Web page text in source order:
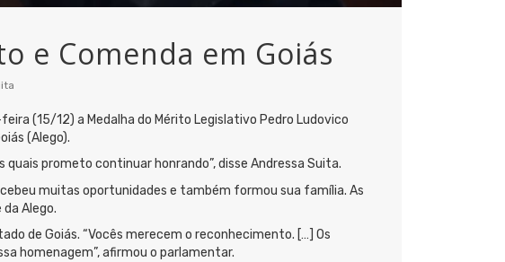
e Comenda em Goiás
(15/12) a Medalha do Mérito Legislativo Pedro Ludovico
(Alego).
quais prometo continuar honrando”, disse Andressa Suita.
muitas oportunidades e também formou sua família. As
Alego.
de Goiás. “Vocês merecem o reconhecimento. […] Os
homenagem”, afirmou o parlamentar.